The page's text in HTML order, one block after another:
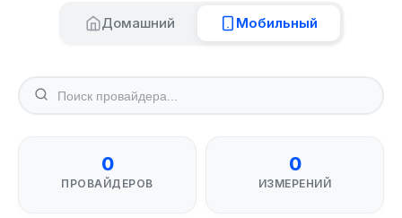
Домашний Мобильный
0
ПРОВАЙДЕРОВ
0
ИЗМЕРЕНИЙ